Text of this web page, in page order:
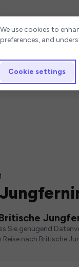
Sie genügend
nach Britische
Cookie
We use cookies to
preferences, and
Cookie settings